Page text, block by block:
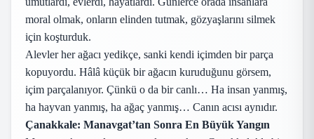
moral olmak, onların elinden tutmak, gözyaşlarını silmek
için koşturduk.
Alevler her ağacı yedikçe, sanki kendi içimden bir parça
kopuyordu. Hâlâ küçük bir ağacın kuruduğunu görsem,
içim parçalanıyor. Çünkü o da bir canlı… Ha insan yanmış,
ha hayvan yanmış, ha ağaç yanmış… Canın acısı aynıdır.
Çanakkale: Manavgat’tan Sonra En Büyük Yangın